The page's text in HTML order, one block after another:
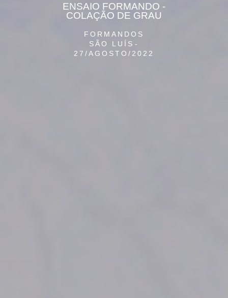
FORMANDOS
SÃO LUÍS
27/AGOSTO/2022
ENSAIO FORMANDO -
COLAÇÃO DE GRAU